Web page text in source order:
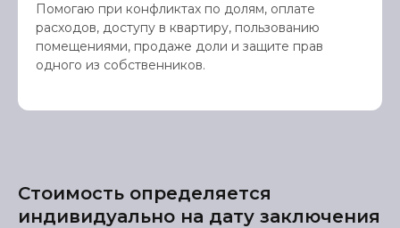
Помогаю при конфликтах по долям, оплате
расходов, доступу в квартиру, пользованию
помещениями, продаже доли и защите прав
одного из собственников.
Стоимость определяется
индивидуально на дату заключения